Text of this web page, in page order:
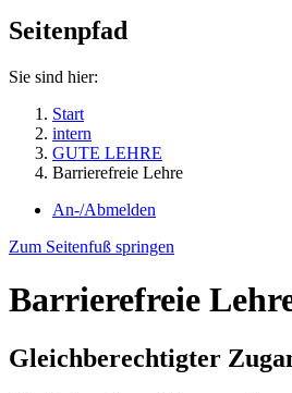
Seitenpfad
Sie sind hier:
Start
intern
GUTE LEHRE
Barrierefreie Lehre
An-/Abmelden
Zum Seitenfuß springen
Barrierefreie
Gleichberechtigter